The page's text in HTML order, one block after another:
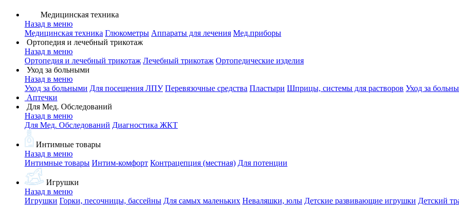
Медицинская техника
Назад в меню
Медицинская техника Глюкометры Аппараты для лечения Мед.приборы
Ортопедия и лечебный трикотаж
Назад в меню
Ортопедия и лечебный трикотаж Лечебный трикотаж Ортопедические изделия
Уход за больными
Назад в меню
Уход за больными Для посещения ЛПУ Перевязочные средства Пластыри Шприцы, системы для растворов Уход за
Аптечки
Для Мед. Обследований
Назад в меню
Для Мед. Обследований Диагностика ЖКТ
Интимные товары
Назад в меню
Интимные товары Интим-комфорт Контрацепция (местная) Для потенции
Игрушки
Назад в меню
Игрушки Горки, песочницы, бассейны Для самых маленьких Неваляшки, юлы Детские развивающие игрушки Детский